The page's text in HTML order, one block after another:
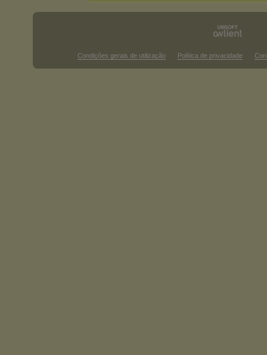
Condições gerais de utilização Política de privacidade